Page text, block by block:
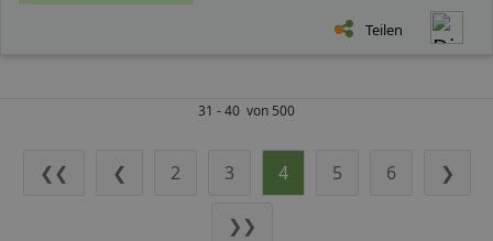
Teilen
31 - 40 von 500
❮❮ ❮ 2 3 4 5 6 ❯
❯❯